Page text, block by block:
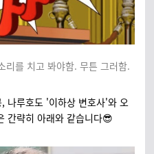
리를 치고 봐야함. 무튼 그러함.
나루호도 '이하상 변호사'와 오
간략히 아래와 같습니다😎